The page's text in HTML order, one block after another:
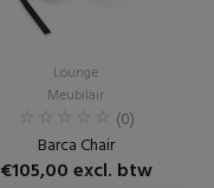
Lounge
Meubilair
(0)
Barca Chair
€105,00 excl. btw